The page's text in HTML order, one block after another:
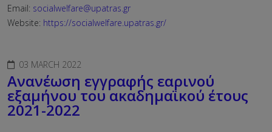
Email: socialwelfare@upatras.gr
Website: https://socialwelfare.upatras.gr/
03 MARCH 2022
Aνανέωση εγγραφής εαρινού
εξαμήνου του ακαδημαϊκού έτους
2021-2022